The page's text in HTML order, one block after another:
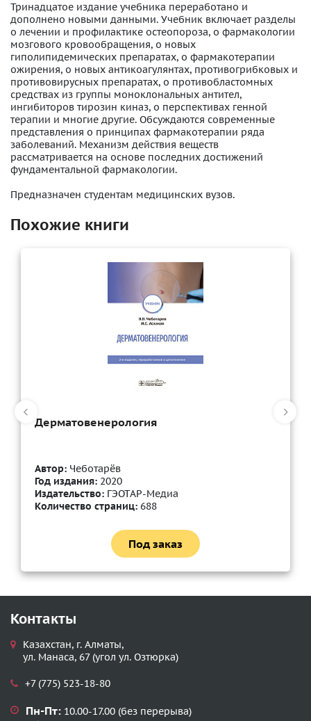
Тринадцатое издание учебника переработано и
дополнено новыми данными. Учебник включает разделы
о лечении и профилактике остеопороза, о фармакологии
мозгового кровообращения, о новых
гиполипидемических препаратах, о фармакотерапии
ожирения, о новых антикоагулянтах, противогрибковых и
противовирусных препаратах, о противобластомных
средствах из группы моноклональных антител,
ингибиторов тирозин киназ, о перспективах генной
терапии и многие другие. Обсуждаются современные
представления о принципах фармакотерапии ряда
заболеваний. Механизм действия веществ
рассматривается на основе последних достижений
фундаментальной фармакологии.
Предназначен студентам медицинских вузов.
Похожие книги
Дерматовенерология
Автор: Чеботарёв
Год издания: 2020
Издательство: ГЭОТАР-Медиа
Количество страниц: 688
Под заказ
Контакты
Казахстан, г. Алматы,
ул. Манаса, 67 (угол ул. Озтюрка)
+7 (775) 523-18-80
Пн-Пт: 10.00-17.00 (без перерыва)